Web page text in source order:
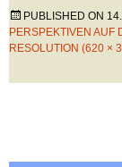
PUBLISHED ON
PERSPEKTIVEN AUF
RESOLUTION (620 ×